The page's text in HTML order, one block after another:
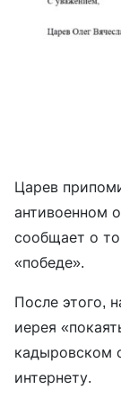
Царев
антивоенном
сообщает о
«победе».
После этого,
иерея
кадыровском
интернету.